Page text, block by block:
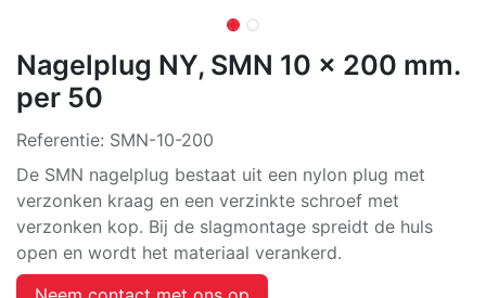
Nagelplug NY, SMN 10 x 200 mm.
per 50
Referentie: SMN-10-200
De SMN nagelplug bestaat uit een nylon plug met
verzonken kraag en een verzinkte schroef met
verzonken kop. Bij de slagmontage spreidt de huls
open en wordt het materiaal verankerd.